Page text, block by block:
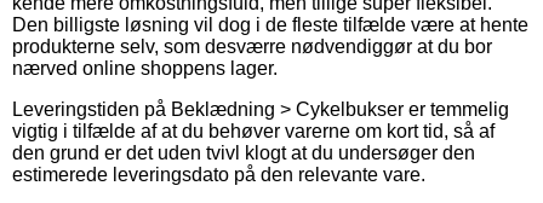
Den billigste løsning vil dog i de fleste tilfælde være at hente
produkterne selv, som desværre nødvendiggør at du bor
nærved online shoppens lager.
Leveringstiden på Beklædning > Cykelbukser er temmelig
vigtig i tilfælde af at du behøver varerne om kort tid, så af
den grund er det uden tvivl klogt at du undersøger den
estimerede leveringsdato på den relevante vare.